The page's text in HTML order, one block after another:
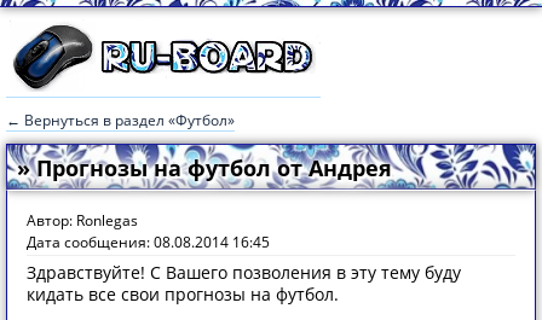
← Вернуться в раздел «Футбол»
» Прогнозы на футбол от Андрея
Автор: Ronlegas
Дата сообщения: 08.08.2014 16:45
Здравствуйте! С Вашего позволения в эту тему буду
кидать все свои прогнозы на футбол.